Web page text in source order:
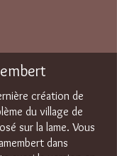
création de
du village de
sur la lame. Vous
dans